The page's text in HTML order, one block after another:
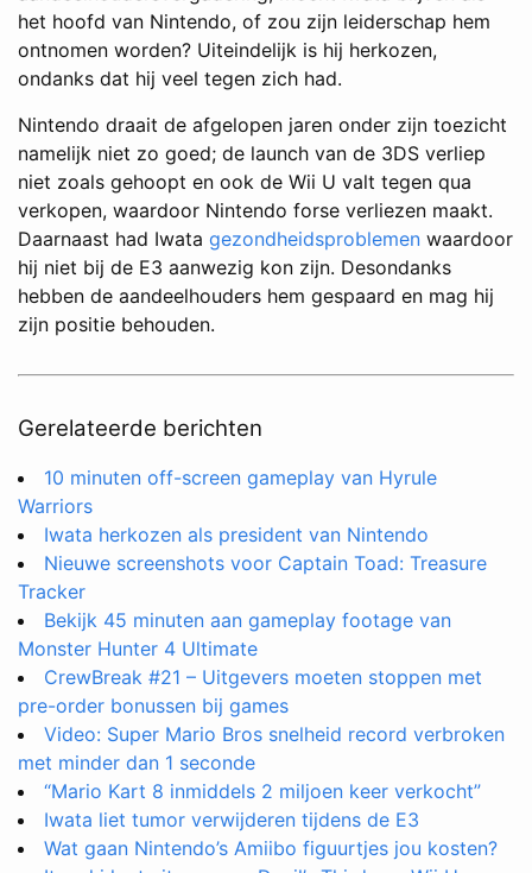
het hoofd van Nintendo, of zou zijn leiderschap hem
ontnomen worden? Uiteindelijk is hij herkozen,
ondanks dat hij veel tegen zich had.
Nintendo draait de afgelopen jaren onder zijn toezicht
namelijk niet zo goed; de launch van de 3DS verliep
niet zoals gehoopt en ook de Wii U valt tegen qua
verkopen, waardoor Nintendo forse verliezen maakt.
Daarnaast had Iwata gezondheidsproblemen waardoor
hij niet bij de E3 aanwezig kon zijn. Desondanks
hebben de aandeelhouders hem gespaard en mag hij
zijn positie behouden.
Gerelateerde berichten
10 minuten off-screen gameplay van Hyrule
Warriors
Iwata herkozen als president van Nintendo
Nieuwe screenshots voor Captain Toad: Treasure
Tracker
Bekijk 45 minuten aan gameplay footage van
Monster Hunter 4 Ultimate
CrewBreak #21 – Uitgevers moeten stoppen met
pre-order bonussen bij games
Video: Super Mario Bros snelheid record verbroken
met minder dan 1 seconde
“Mario Kart 8 inmiddels 2 miljoen keer verkocht”
Iwata liet tumor verwijderen tijdens de E3
Wat gaan Nintendo’s Amiibo figuurtjes jou kosten?